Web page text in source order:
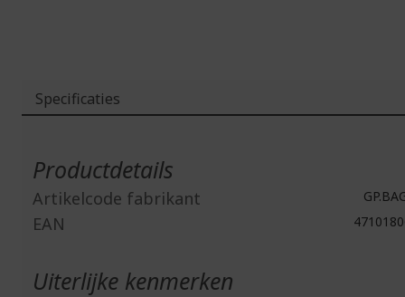
Specificaties
Productdetails
Artikelcode fabrikant
EAN
Uiterlijke kenmerken